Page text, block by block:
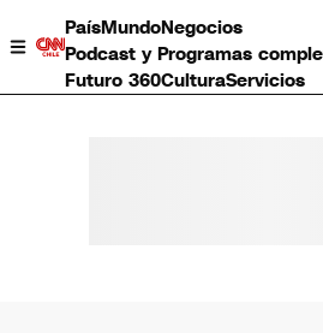
PaísMundoNegocios
Podcast y Programas
Futuro 360CulturaServicios